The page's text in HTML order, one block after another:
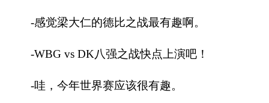
-感觉梁大仁的德比之战最有趣啊。
-WBG vs DK八强之战快点上演吧！
-哇，今年世界赛应该很有趣。